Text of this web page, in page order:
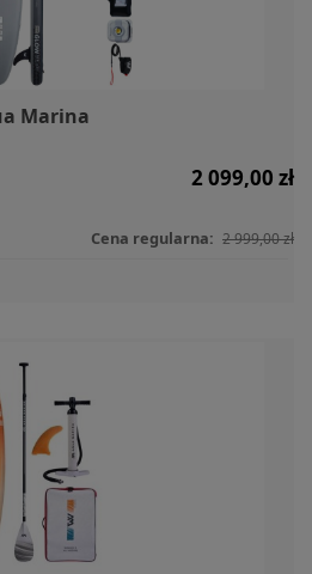
Marina
2 099,00 zł
Cena regularna: 2 999,00 zł